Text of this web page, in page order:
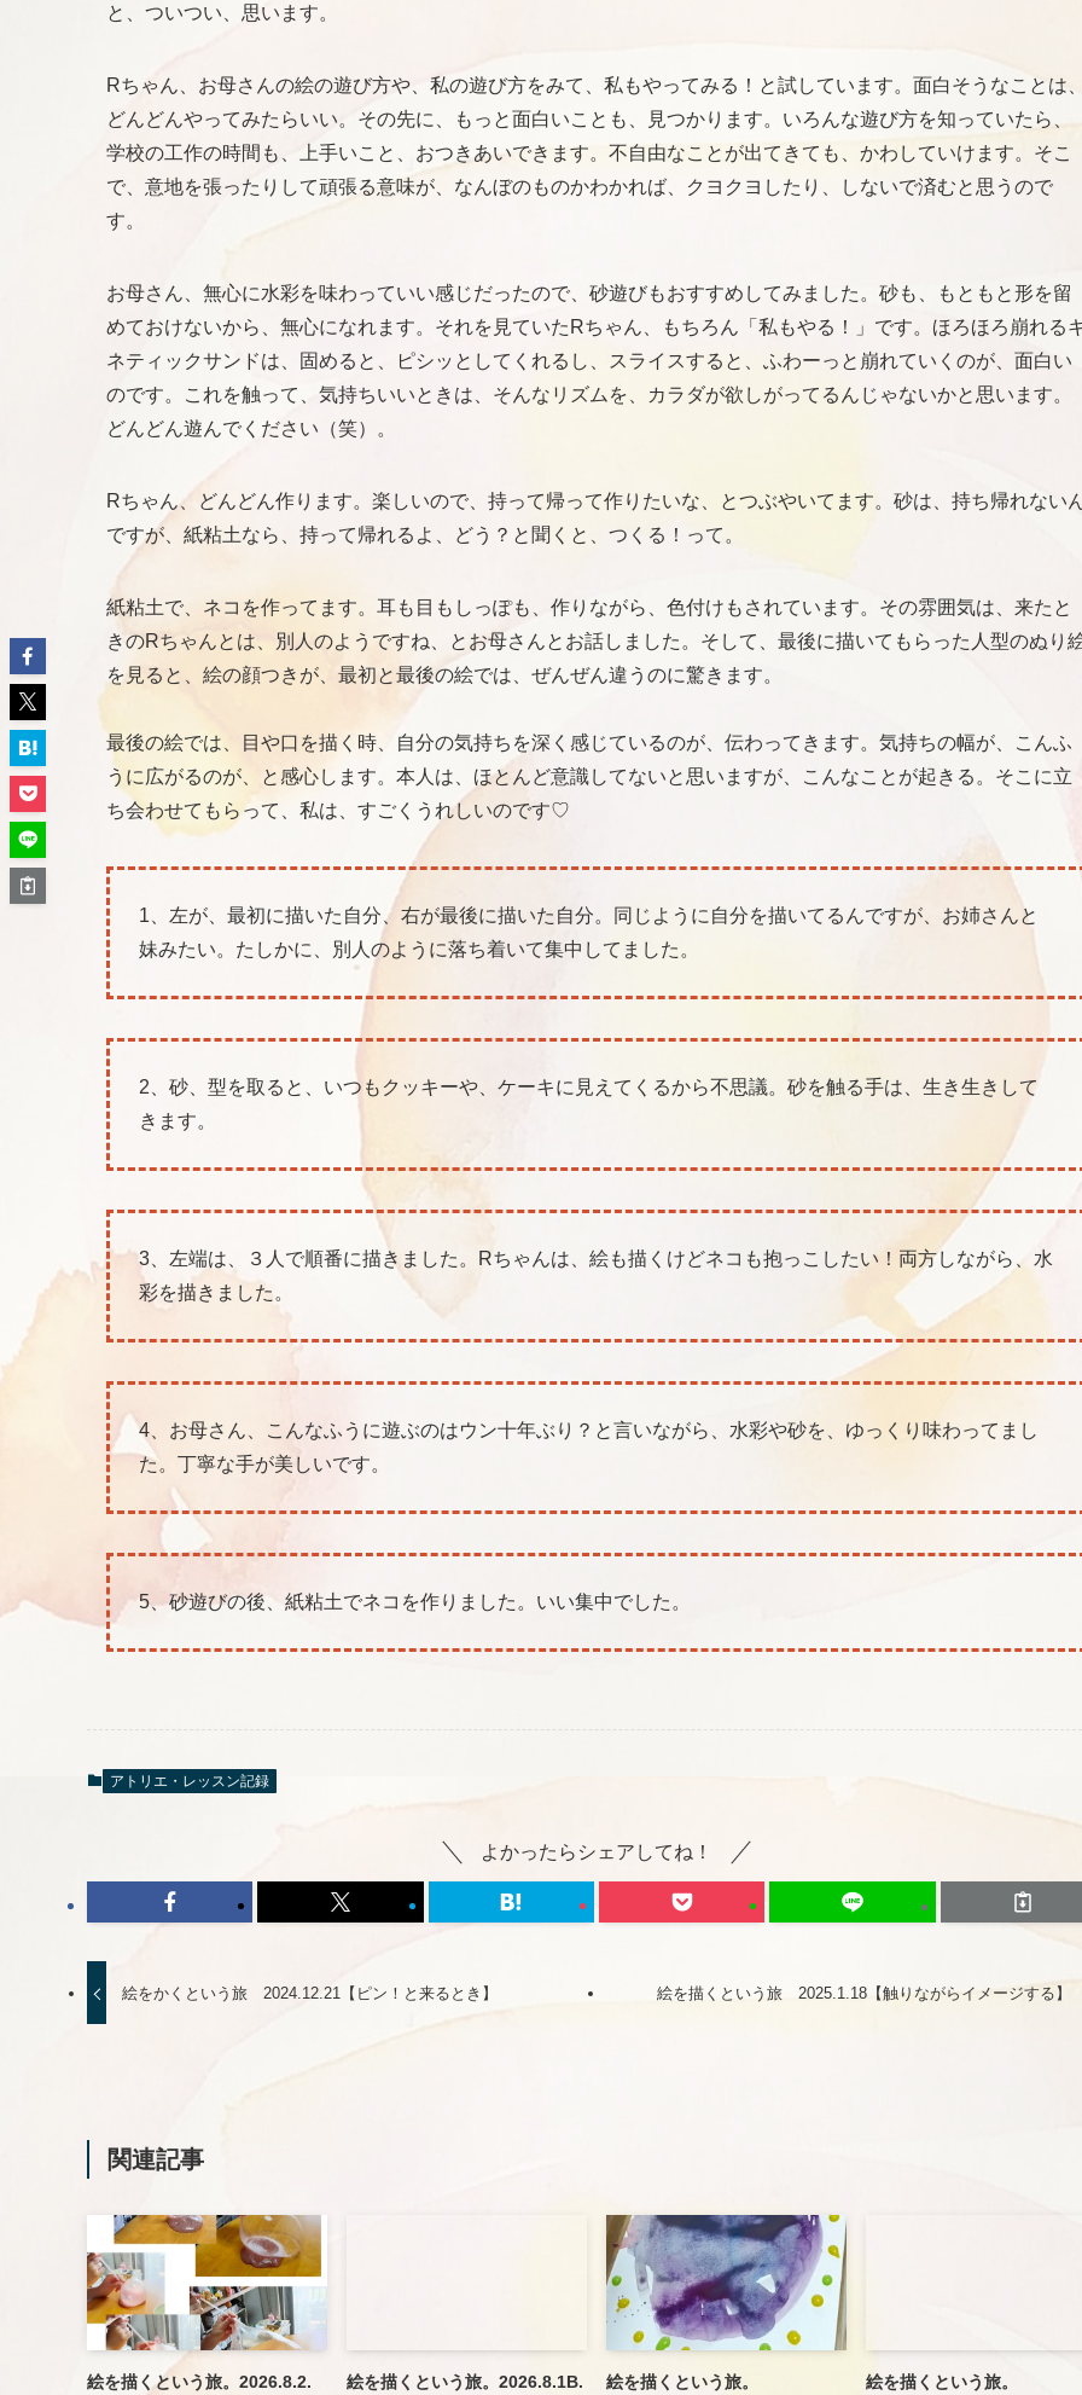
と、ついつい、思います。
Rちゃん、お母さんの絵の遊び方や、私の遊び方をみて、私もやってみる！と試しています。面白そうなことは
どんどんやってみたらいい。その先に、もっと面白いことも、見つかります。いろんな遊び方を知っていたら、
学校の工作の時間も、上手いこと、おつきあいできます。不自由なことが出てきても、かわしていけます。そこ
で、意地を張ったりして頑張る意味が、なんぼのものかわかれば、クヨクヨしたり、しないで済むと思うので
す。
お母さん、無心に水彩を味わっていい感じだったので、砂遊びもおすすめしてみました。砂も、もともと形を留
めておけないから、無心になれます。それを見ていたRちゃん、もちろん「私もやる！」です。ほろほろ崩れる
ネティックサンドは、固めると、ピシッとしてくれるし、スライスすると、ふわーっと崩れていくのが、面白い
のです。これを触って、気持ちいいときは、そんなリズムを、カラダが欲しがってるんじゃないかと思います。
どんどん遊んでください（笑）。
Rちゃん、どんどん作ります。楽しいので、持って帰って作りたいな、とつぶやいてます。砂は、持ち帰れない
ですが、紙粘土なら、持って帰れるよ、どう？と聞くと、つくる！って。
紙粘土で、ネコを作ってます。耳も目もしっぽも、作りながら、色付けもされています。その雰囲気は、来たと
きのRちゃんとは、別人のようですね、とお母さんとお話しました。そして、最後に描いてもらった人型のぬり
を見ると、絵の顔つきが、最初と最後の絵では、ぜんぜん違うのに驚きます。
最後の絵では、目や口を描く時、自分の気持ちを深く感じているのが、伝わってきます。気持ちの幅が、こんふ
うに広がるのが、と感心します。本人は、ほとんど意識してないと思いますが、こんなことが起きる。そこに立
ち会わせてもらって、私は、すごくうれしいのです♡
1、左が、最初に描いた自分、右が最後に描いた自分。同じように自分を描いてるんですが、お姉さんと
妹みたい。たしかに、別人のように落ち着いて集中してました。
2、砂、型を取ると、いつもクッキーや、ケーキに見えてくるから不思議。砂を触る手は、生き生きして
きます。
3、左端は、３人で順番に描きました。Rちゃんは、絵も描くけどネコも抱っこしたい！両方しながら、水
彩を描きました。
4、お母さん、こんなふうに遊ぶのはウン十年ぶり？と言いながら、水彩や砂を、ゆっくり味わってまし
た。丁寧な手が美しいです。
5、砂遊びの後、紙粘土でネコを作りました。いい集中でした。
アトリエ・レッスン記録
よかったらシェアしてね！
絵をかくという旅 2024.12.21【ピン！と来るとき】 絵を描くという旅 2025.1.18【触りながらイメージする】
関連記事
絵を描くという旅。2026.8.2. 絵を描くという旅。2026.8.1B. 絵を描くという旅。 絵を描くという旅。